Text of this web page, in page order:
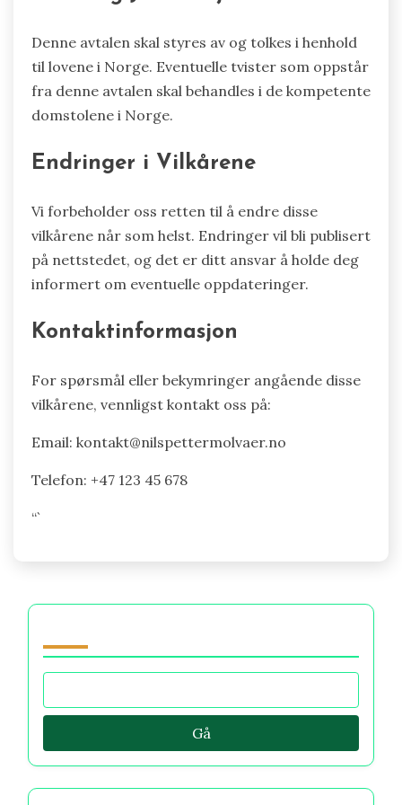
Denne avtalen skal styres av og tolkes i henhold
til lovene i Norge. Eventuelle tvister som oppstår
fra denne avtalen skal behandles i de kompetente
domstolene i Norge.
Endringer i Vilkårene
Vi forbeholder oss retten til å endre disse
vilkårene når som helst. Endringer vil bli publisert
på nettstedet, og det er ditt ansvar å holde deg
informert om eventuelle oppdateringer.
Kontaktinformasjon
For spørsmål eller bekymringer angående disse
vilkårene, vennligst kontakt oss på:
Email: kontakt@nilspettermolvaer.no
Telefon: +47 123 45 678
“`
Gå